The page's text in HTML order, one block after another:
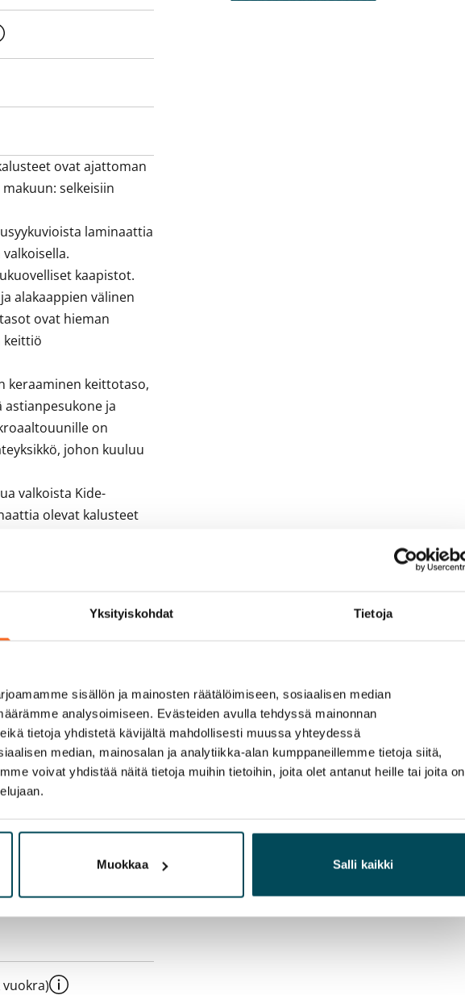
Yksityiskohdat Tietoja
sisällön ja mainosten räätälöimiseen, sosiaalisen median
analysoimiseen. Evästeiden avulla tehdyssä mainonnan
tietoja yhdistetä kävijältä mahdollisesti muussa yhteydessä
median, mainosalan ja analytiikka-alan kumppaneillemme tietoja siitä,
voivat yhdistää näitä tietoja muihin tietoihin, joita olet antanut heille tai joita on
Muokkaa Salli kaikki
ovat ajattoman
selkeisiin
laminaattia
kaapistot.
alakaappien välinen
ovat hieman
keittiö
keraaminen keittotaso,
astianpesukone ja
on
johon kuuluu
valkoista Kide-
olevat kalusteet
sekä Avainlippu
ovat valkoista
on
liitännät sekä
ja
valkoiset sälekaihtimet.
vuokra)